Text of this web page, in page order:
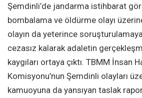
Şemdinli’de jandarma istihbarat
bombalama ve öldürme olayı
olayın da yeterince
cezasız kalarak adaletin
kaygıları ortaya çıktı. TBMM İnsan
Komisyonu’nun Şemdinli olayları
kamuoyuna da yansıyan taslak